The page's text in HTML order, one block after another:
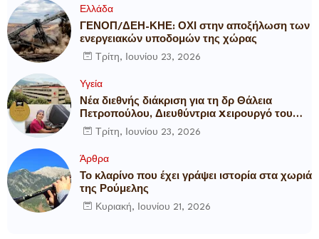
Ελλάδα
ΓΕΝΟΠ/ΔΕΗ-ΚΗΕ: ΟΧΙ στην αποξήλωση των
ενεργειακών υποδομών της χώρας
Τρίτη, Ιουνίου 23, 2026
Υγεία
Νέα διεθνής διάκριση για τη δρ Θάλεια
Πετροπούλου, Διευθύντρια Xειρουργό του
Metropolitan General
Τρίτη, Ιουνίου 23, 2026
Άρθρα
Το κλαρίνο που έχει γράψει ιστορία στα χωριά
της Ρούμελης
Κυριακή, Ιουνίου 21, 2026